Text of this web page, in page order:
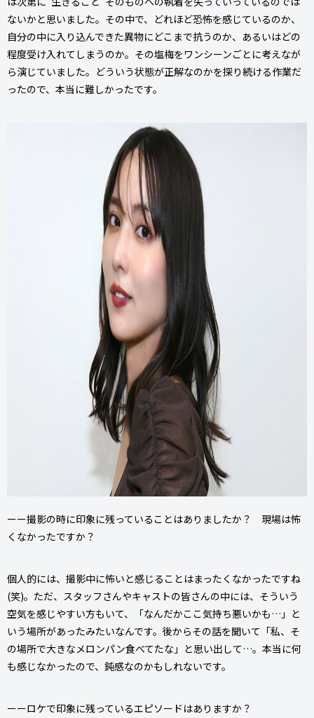
ないかと思いました。その中で、どれほど恐怖を感じているのか、
自分の中に入り込んできた異物にどこまで抗うのか、あるいはどの
程度受け入れてしまうのか――。その塩梅をワンシーンごとに考えなが
ら演じていました。どういう状態が正解なのかを探り続ける作業だ
ったので、本当に難しかったです。
ーー撮影の時に印象に残っていることはありましたか？ 現場は怖
くなかったですか？
個人的には、撮影中に怖いと感じることはまったくなかったですね
(笑)。ただ、スタッフさんやキャストの皆さんの中には、そういう
空気を感じやすい方もいて、「なんだかここ気持ち悪いかも…」と
いう場所があったみたいなんです。後からその話を聞いて「私、そ
の場所で大きなメロンパン食べてたな」と思い出して…。本当に何
も感じなかったので、鈍感なのかもしれないです。
ーーロケで印象に残っているエピソードはありますか？